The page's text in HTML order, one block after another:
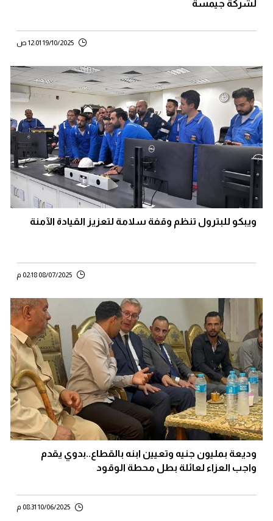
لشركة جيمسة
19/10/2025 12:01 ص
ويبكو للبترول تنظم وقفة سلامة لتعزيز القيادة الآمنة
08/07/2025 02:18 م
وديعة بمليون جنيه وتعيين ابنه بالقطاع..بدوي يقدم
واجب العزاء لعائلة بطل محطة الوقود
10/06/2025 08:31 م